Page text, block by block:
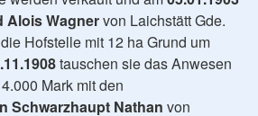
Alois Wagnervon Laichstätt Gde.
Hofstelle mit 12 ha Grund um
tauschen sie das Anwesen
Mark mit den
Schwarzhaupt Nathan von